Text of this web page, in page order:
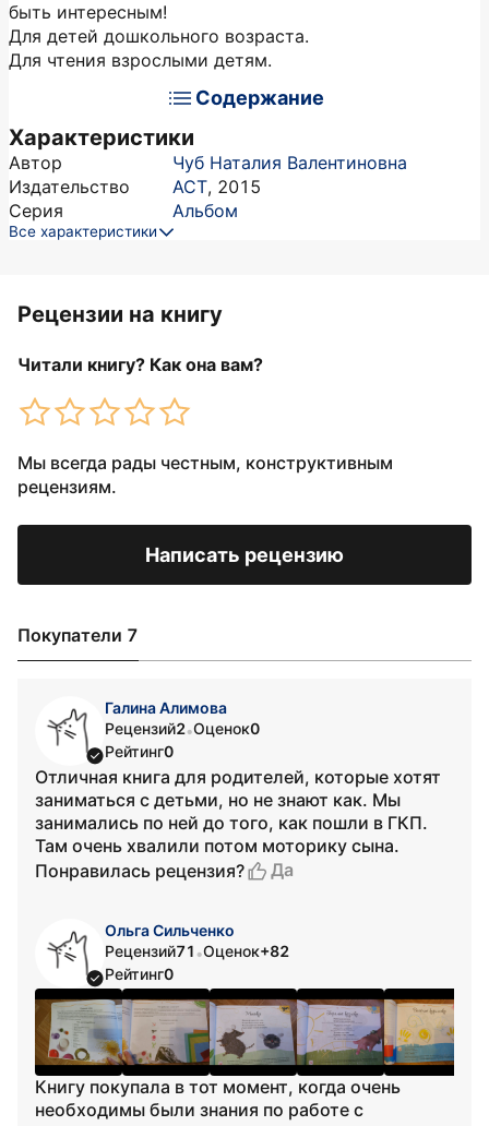
быть интересным!
Для детей дошкольного возраста.
Для чтения взрослыми детям.
Содержание
Характеристики
Автор
Чуб Наталия Валентиновна
Издательство
АСТ, 2015
Серия
Альбом
Все характеристики
Рецензии на книгу
Читали книгу? Как она вам?
Мы всегда рады честным, конструктивным
рецензиям.
Написать рецензию
Покупатели 7
Галина Алимова
Рецензий2•Оценок0
Рейтинг0
Отличная книга для родителей, которые хотят
заниматься с детьми, но не знают как. Мы
занимались по ней до того, как пошли в ГКП.
Там очень хвалили потом моторику сына.
Понравилась рецензия?
Да
Ольга Сильченко
Рецензий71 •Оценок+82
Рейтинг0
Книгу покупала в тот момент, когда очень
необходимы были знания по работе с